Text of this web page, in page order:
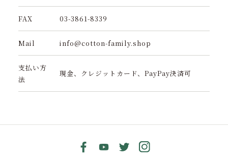
FAX 03-3861-8339
Mail info@cotton-family.shop
支払い方
法
現金、クレジットカード、PayPay決済可